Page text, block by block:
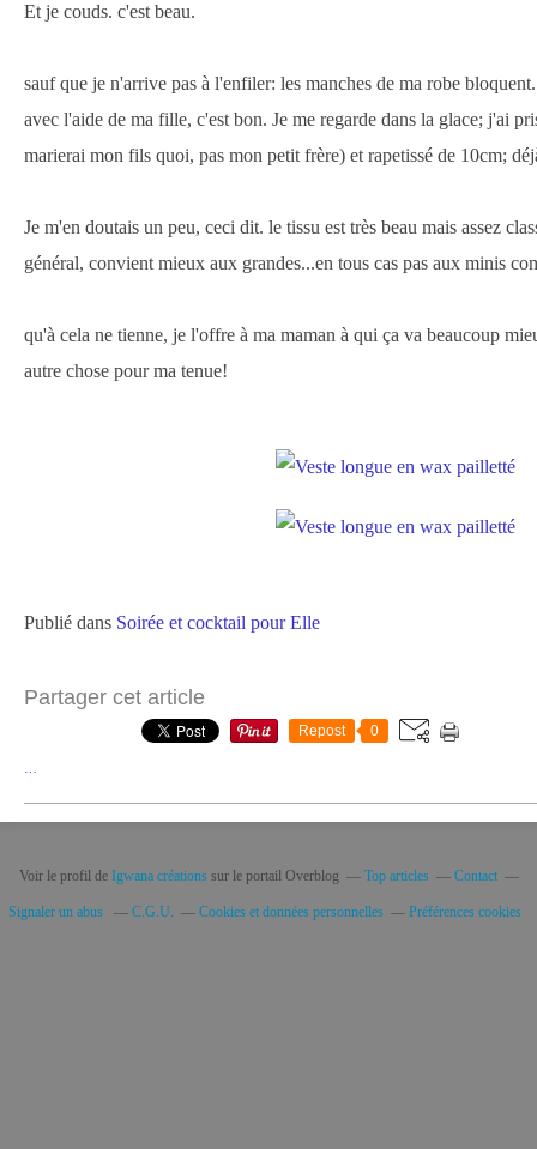
Et je couds. c'est beau.
sauf que je n'arrive pas à l'enfiler: les manches de ma robe
avec l'aide de ma fille, c'est bon. Je me regarde dans la glace; j'ai
marierai mon fils quoi, pas mon petit frère) et rapetissé de 10cm;
Je m'en doutais un peu, ceci dit. le tissu est très beau mais assez
général, convient mieux aux grandes...en tous cas pas aux minis
qu'à cela ne tienne, je l'offre à ma maman à qui ça va beaucoup
autre chose pour ma tenue!
Publié dans Soirée et cocktail pour Elle
Partager cet article
Repost 0
Voir le profil de Igwana créationssur le portail Overblog Top articles Contact
Signaler un abus C.G.U. Cookies et données personnelles Préférences cookies